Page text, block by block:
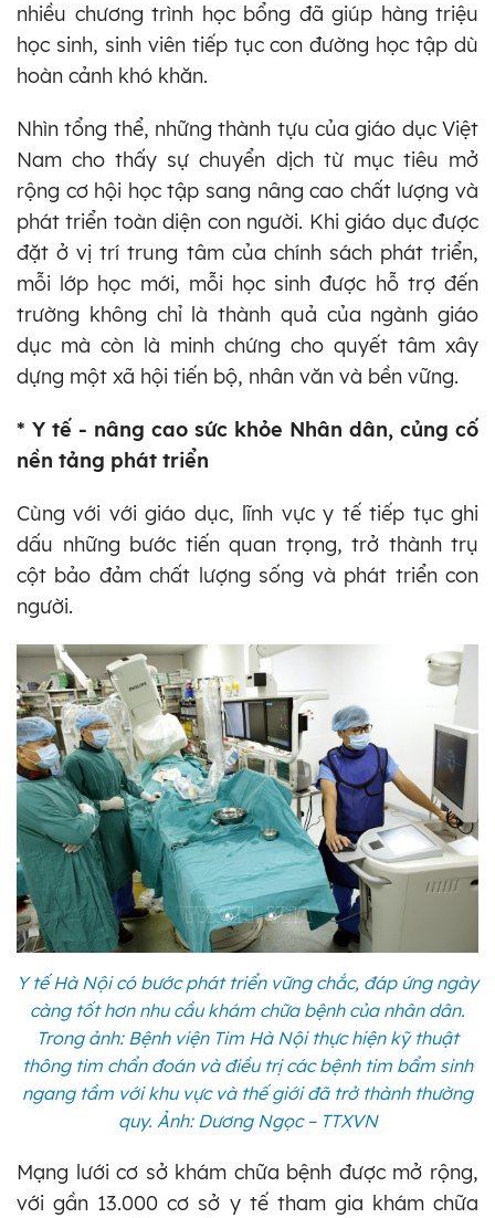
nhiều chương trình học bổng đã giúp hàng triệu
học sinh, sinh viên tiếp tục con đường học tập dù
hoàn cảnh khó khăn.
Nhìn tổng thể, những thành tựu của giáo dục Việt
Nam cho thấy sự chuyển dịch từ mục tiêu mở
rộng cơ hội học tập sang nâng cao chất lượng và
phát triển toàn diện con người. Khi giáo dục được
đặt ở vị trí trung tâm của chính sách phát triển,
mỗi lớp học mới, mỗi học sinh được hỗ trợ đến
trường không chỉ là thành quả của ngành giáo
dục mà còn là minh chứng cho quyết tâm xây
dựng một xã hội tiến bộ, nhân văn và bền vững.
* Y tế - nâng cao sức khỏe Nhân dân, củng cố
nền tảng phát triển
Cùng với với giáo dục, lĩnh vực y tế tiếp tục ghi
dấu những bước tiến quan trọng, trở thành trụ
cột bảo đảm chất lượng sống và phát triển con
người.
Y tế Hà Nội có bước phát triển vững chắc, đáp ứng ngày
càng tốt hơn nhu cầu khám chữa bệnh của nhân dân.
Trong ảnh: Bệnh viện Tim Hà Nội thực hiện kỹ thuật
thông tim chẩn đoán và điều trị các bệnh tim bẩm sinh
ngang tầm với khu vực và thế giới đã trở thành thường
quy. Ảnh: Dương Ngọc – TTXVN
Mạng lưới cơ sở khám chữa bệnh được mở rộng,
với gần 13.000 cơ sở y tế tham gia khám chữa